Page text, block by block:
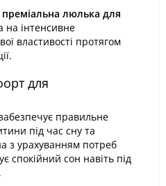
преміальна люлька для
на інтенсивне
властивості протягом
для
правильне
під час сну та
з урахуванням потреб
спокійний сон навіть під